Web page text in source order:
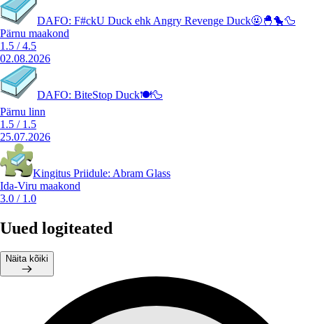
DAFO: F#ckU Duck ehk Angry Revenge Duck🤬🐣🐤🦆
Pärnu maakond
1.5 /4.5
02.08.2026
DAFO: BiteStop Duck🍽️🦆
Pärnu linn
1.5 / 1.5
25.07.2026
Kingitus Priidule: Abram Glass
Ida-Viru maakond
3.0 / 1.0
Uued logiteated
Näita kõiki